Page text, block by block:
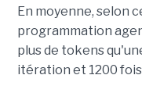
En moyenne, selon
programmation
plus de tokens
itération et 1200